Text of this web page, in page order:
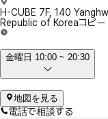
H-CUBE 7F, 140
Republic of Koreaコピー
金曜日 10:00 ~ 20:30
地図を見る
電話で相談する